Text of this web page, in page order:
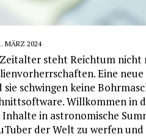
MÄRZ 2024
steht Reichtum nicht
Eine
schwingen keine
Willkommen in
in astronomische
der Welt zu werfen